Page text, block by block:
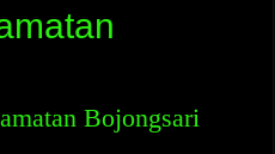
Bojongsari